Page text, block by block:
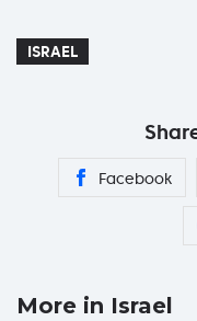
ISRAEL
Facebook
More in Israel